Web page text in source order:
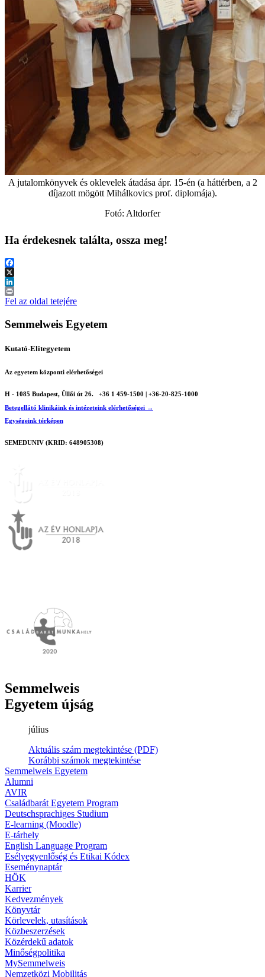
A jutalomkönyvek és oklevelek átadása ápr. 15-én (a háttérben, a 2
díjazott mögött Mihálkovics prof. diplomája).
Fotó: Altdorfer
Ha érdekesnek találta, ossza meg!
Facebook
X
LinkedIn
Print
Fel az oldal tetejére
Semmelweis Egyetem
Kutató-Elitegyetem
Az egyetem központi elérhetőségei
H - 1085 Budapest, Üllői út 26.
+36 1 459-1500 | +36-20-825-1000
Betegellátó klinikáink és intézeteink elérhetőségei →
Egységeink térképen
SEMEDUNIV (KRID: 648905308)
Semmelweis
Egyetem újság
július
Aktuális szám megtekintése (PDF)
Korábbi számok megtekintése
Semmelweis Egyetem
Alumni
AVIR
Családbarát Egyetem Program
Deutschsprachiges Studium
E-learning (Moodle)
E-tárhely
English Language Program
Esélyegyenlőség és Etikai Kódex
Eseménynaptár
HÖK
Karrier
Kedvezmények
Könyvtár
Körlevelek, utasítások
Közbeszerzések
Közérdekű adatok
Minőségpolitika
MySemmelweis
Nemzetközi Mobilitás